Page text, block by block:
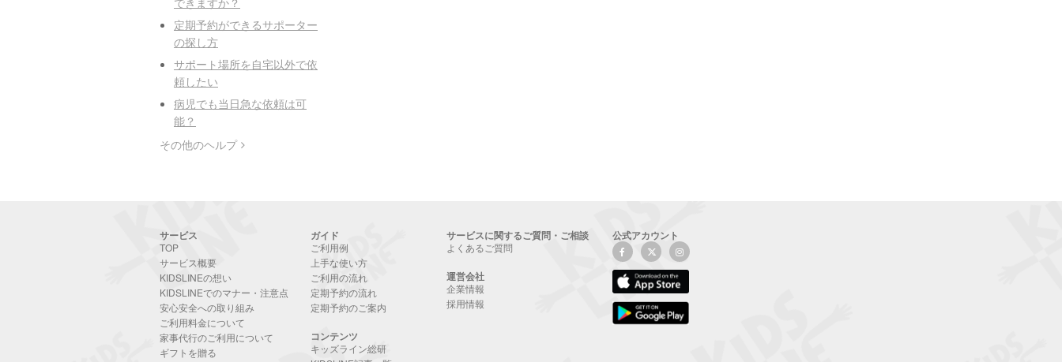
定期予約ができるサポーター
の探し方
サポート場所を自宅以外で依
頼したい
病児でも当日急な依頼は可
能？
その他のヘルプ
サービス
TOP
サービス概要
KIDSLINEの想い
KIDSLINEでのマナー・注意点
安心安全への取り組み
ご利用料金について
家事代行のご利用について
ギフトを贈る
ガイド
ご利用例
上手な使い方
ご利用の流れ
定期予約の流れ
定期予約のご案内
コンテンツ
キッズライン総研
サービスに関するご質問・ご相談
よくあるご質問
運営会社
企業情報
採用情報
公式アカウント